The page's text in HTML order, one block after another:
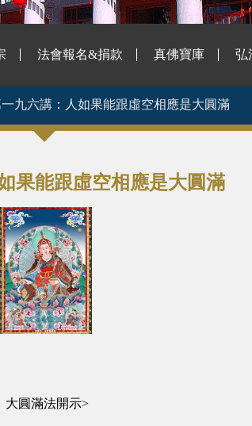
法會報名&捐款 真佛寶庫 弘
九六講：人如果能跟虛空相應是大圓滿
果能跟虛空相應是大圓滿
大圓滿法開示>